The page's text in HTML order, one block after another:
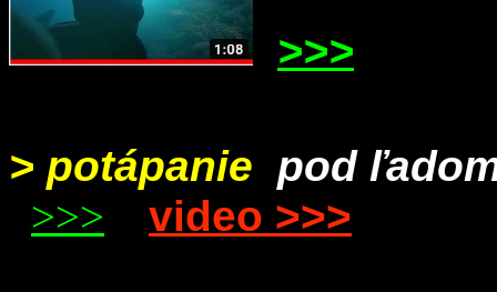
>>>
> potápanie pod
>>>
video >>>